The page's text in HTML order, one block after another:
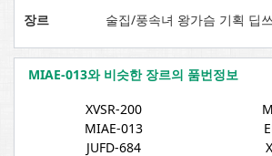
장르 술집/풍속녀 왕가슴 기획 딥
MIAE-013와 비슷한 장르의 품번정보
XVSR-200
MIAE-013
JUFD-684